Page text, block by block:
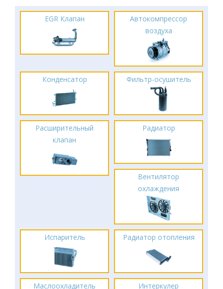
EGR Клапан
Автокомпрессор
воздуха
Конденсатор Фильтр-осушитель
Расширительный
клапан
Радиатор
Вентилятор
охлаждения
Испаритель Радиатор отопления
Маслоохладитель Интеркулер